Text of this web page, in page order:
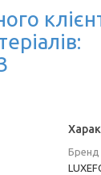
Бренд